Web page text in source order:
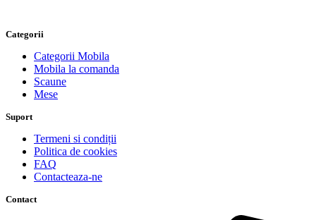
Categorii
Categorii Mobila
Mobila la comanda
Scaune
Mese
Suport
Termeni si condiții
Politica de cookies
FAQ
Contacteaza-ne
Contact